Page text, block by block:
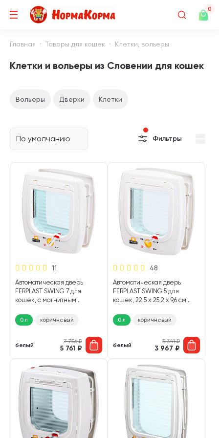
0
Главная Товары для кошек Клетки, вольеры
Клетки и вольеры из Словении для кошек
Вольеры Дверки Клетки
По умолчанию Фильтры
11
Автоматическая дверь
FERPLAST SWING 7 для
кошек, с магнитным
(белый)
0 л коричневый
белый
7 756₽
5 761 ₽
48
Автоматическая дверь
FERPLAST SWING 5 для
кошек, 22,5 х 25,2 х 9,6 см
0 л коричневый
белый
5 341₽
3 967 ₽